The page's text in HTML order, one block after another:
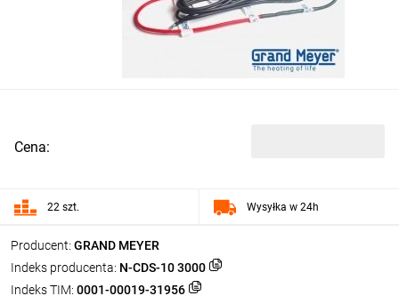
Producent: GRAND MEYER
Indeks producenta: N-CDS-10 3000
Indeks TIM: 0001-00019-31956
Cena:
22 szt. Wysyłka w 24h